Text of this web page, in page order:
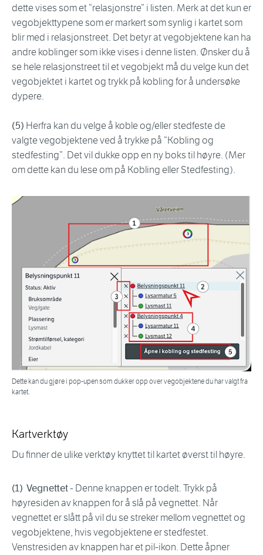
dette vises som et “relasjonstre” i listen. Merk at det kun er
vegobjekttypene som er markert som synlig i kartet som
blir med i relasjonstreet. Det betyr at vegobjektene kan ha
andre koblinger som ikke vises i denne listen. Ønsker du å
se hele relasjonstreet til et vegobjekt må du velge kun det
vegobjektet i kartet og trykk på kobling for å undersøke
dypere.
(5) Herfra kan du velge å koble og/eller stedfeste de
valgte vegobjektene ved å trykke på “Kobling og
stedfesting”. Det vil dukke opp en ny boks til høyre. (Mer
om dette kan du lese om på Kobling eller Stedfesting).
Dette kan du gjøre i pop-upen som dukker opp over vegobjektene du har valgt fra
kartet.
Kartverktøy
Du finner de ulike verktøy knyttet til kartet øverst til høyre.
(1) Vegnettet- Denne knappen er todelt. Trykk på
høyresiden av knappen for å slå på vegnettet. Når
vegnettet er slått på vil du se streker mellom vegnettet og
vegobjektene, hvis vegobjektene er stedfestet.
Venstresiden av knappen har et pil-ikon. Dette åpner